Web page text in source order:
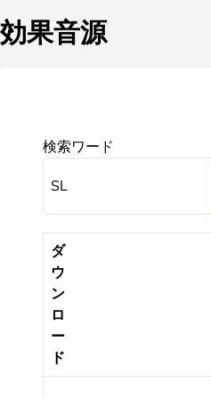
効果音源
検索ワード
ダ
ウ
ン
ロ
ー
ド